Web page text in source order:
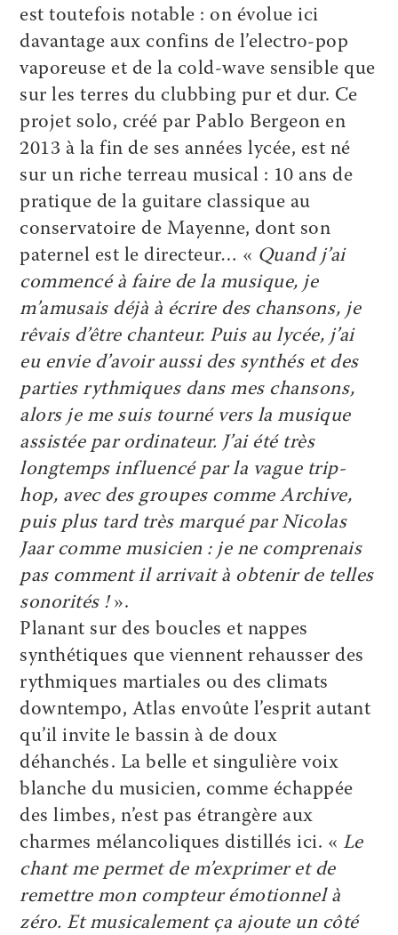
est toutefois notable : on évolue ici
davantage aux confins de l’electro-pop
vaporeuse et de la cold-wave sensible que
sur les terres du clubbing pur et dur. Ce
projet solo, créé par Pablo Bergeon en
2013 à la fin de ses années lycée, est né
sur un riche terreau musical : 10 ans de
pratique de la guitare classique au
conservatoire de Mayenne, dont son
paternel est le directeur… « Quand j’ai
commencé à faire de la musique, je
m’amusais déjà à écrire des chansons, je
rêvais d’être chanteur. Puis au lycée, j’ai
eu envie d’avoir aussi des synthés et des
parties rythmiques dans mes chansons,
alors je me suis tourné vers la musique
assistée par ordinateur. J’ai été très
longtemps influencé par la vague trip-
hop, avec des groupes comme Archive,
puis plus tard très marqué par Nicolas
Jaar comme musicien : je ne comprenais
pas comment il arrivait à obtenir de telles
sonorités ! ».
Planant sur des boucles et nappes
synthétiques que viennent rehausser des
rythmiques martiales ou des climats
downtempo, Atlas envoûte l’esprit autant
qu’il invite le bassin à de doux
déhanchés. La belle et singulière voix
blanche du musicien, comme échappée
des limbes, n’est pas étrangère aux
charmes mélancoliques distillés ici. « Le
chant me permet de m’exprimer et de
remettre mon compteur émotionnel à
zéro. Et musicalement ça ajoute un côté